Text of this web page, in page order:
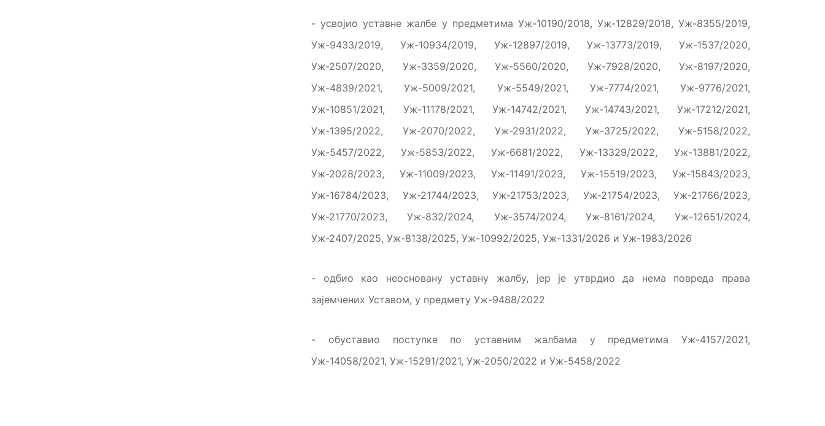
- усвојио уставне жалбе у предметима Уж-10190/2018, Уж-12829/2018, Уж-8355/2019,
Уж-9433/2019, Уж-10934/2019, Уж-12897/2019, Уж-13773/2019, Уж-1537/2020,
Уж-2507/2020, Уж-3359/2020, Уж-5560/2020, Уж-7928/2020, Уж-8197/2020,
Уж-4839/2021, Уж-5009/2021, Уж-5549/2021, Уж-7774/2021, Уж-9776/2021,
Уж-10851/2021, Уж-11178/2021, Уж-14742/2021, Уж-14743/2021, Уж-17212/2021,
Уж-1395/2022, Уж-2070/2022, Уж-2931/2022, Уж-3725/2022, Уж-5158/2022,
Уж-5457/2022, Уж-5853/2022, Уж-6681/2022, Уж-13329/2022, Уж-13881/2022,
Уж-2028/2023, Уж-11009/2023, Уж-11491/2023, Уж-15519/2023, Уж-15843/2023,
Уж-16784/2023, Уж-21744/2023, Уж-21753/2023, Уж-21754/2023, Уж-21766/2023,
Уж-21770/2023, Уж-832/2024, Уж-3574/2024, Уж-8161/2024, Уж-12651/2024,
Уж-2407/2025, Уж-8138/2025, Уж-10992/2025, Уж-1331/2026 и Уж-1983/2026
- одбио као неосновану уставну жалбу, јер је утврдио да нема повреда права
зајемчених Уставом, у предмету Уж-9488/2022
- обуставио поступке по уставним жалбама у предметима Уж-4157/2021,
Уж-14058/2021, Уж-15291/2021, Уж-2050/2022 и Уж-5458/2022